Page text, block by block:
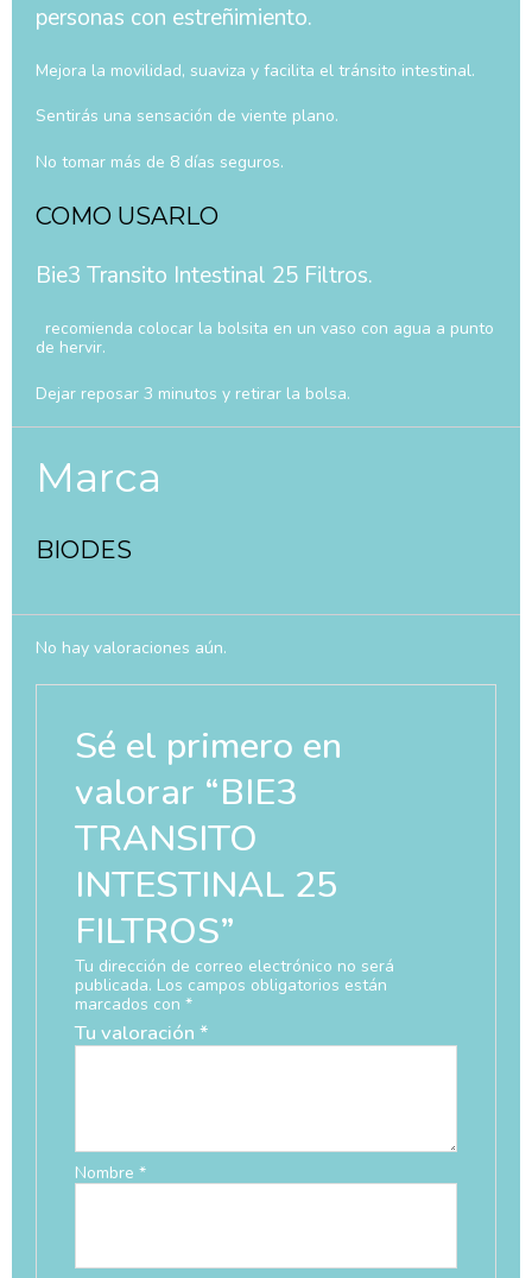
personas con estreñimiento.
Mejora la movilidad, suaviza y facilita el tránsito intestinal.
Sentirás una sensación de viente plano.
No tomar más de 8 días seguros.
COMO USARLO
Bie3 Transito Intestinal 25 Filtros.
recomienda colocar la bolsita en un vaso con agua a punto
de hervir.
Dejar reposar 3 minutos y retirar la bolsa.
Marca
BIODES
No hay valoraciones aún.
Sé el primero en
valorar “BIE3
TRANSITO
INTESTINAL 25
FILTROS”
Tu dirección de correo electrónico no será
publicada. Los campos obligatorios están
marcados con *
Tu valoración *
Nombre *